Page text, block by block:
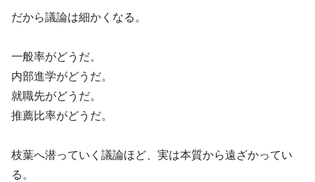
だから議論は細かくなる。
一般率がどうだ。
内部進学がどうだ。
就職先がどうだ。
推薦比率がどうだ。
枝葉へ潜っていく議論ほど、実は本質から遠ざかってい
る。